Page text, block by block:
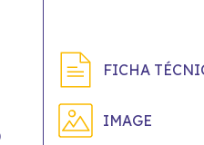
FICHA
IMAGE